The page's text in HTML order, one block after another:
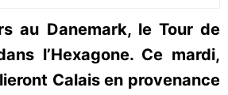
au Danemark, le Tour de
l’Hexagone. Ce mardi,
Calais en provenance